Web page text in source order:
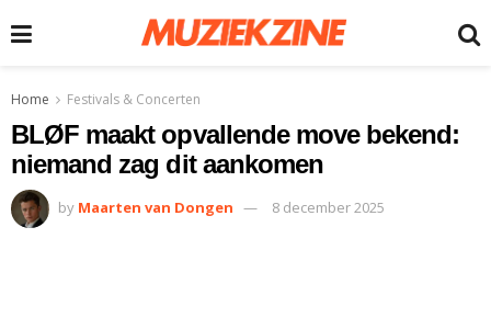
Home Festivals & Concerten
BLØF maakt opvallende move bekend:
niemand zag dit aankomen
by Maarten van Dongen 8 december 2025